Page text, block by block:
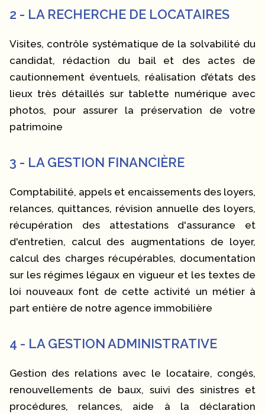
2 - LA RECHERCHE DE LOCATAIRES
Visites, contrôle systématique de la solvabilité du
candidat, rédaction du bail et des actes de
cautionnement éventuels, réalisation d’états des
lieux très détaillés sur tablette numérique avec
photos, pour assurer la préservation de votre
patrimoine
3 - LA GESTION FINANCIÈRE
Comptabilité, appels et encaissements des loyers,
relances, quittances, révision annuelle des loyers,
récupération des attestations d'assurance et
d'entretien, calcul des augmentations de loyer,
calcul des charges récupérables, documentation
sur les régimes légaux en vigueur et les textes de
loi nouveaux font de cette activité un métier à
part entière de notre agence immobilière
4 - LA GESTION ADMINISTRATIVE
Gestion des relations avec le locataire, congés,
renouvellements de baux, suivi des sinistres et
procédures, relances, aide à la déclaration